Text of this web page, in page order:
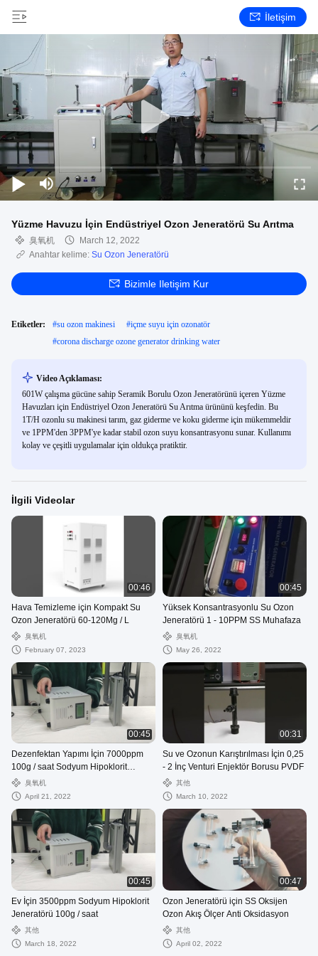
İletişim
Yüzme Havuzu İçin Endüstriyel Ozon Jeneratörü Su Arıtma
臭氧机
March 12, 2022
Anahtar kelime: Su Ozon Jeneratörü
Bizimle Iletişim Kur
Etiketler: #su ozon makinesi #içme suyu için ozonatör
#corona discharge ozone generator drinking water
Video Açıklaması:
601W çalışma gücüne sahip Seramik Borulu Ozon Jeneratörünü içeren Yüzme
Havuzları için Endüstriyel Ozon Jeneratörü Su Arıtma ürününü keşfedin. Bu
1T/H ozonlu su makinesi tarım, gaz giderme ve koku giderme için mükemmeldir
ve 1PPM'den 3PPM'ye kadar stabil ozon suyu konsantrasyonu sunar. Kullanımı
kolay ve çeşitli uygulamalar için oldukça pratiktir.
İlgili Videolar
00:46
Hava Temizleme için Kompakt Su
Ozon Jeneratörü 60-120Mg / L
臭氧机
February 07, 2023
00:45
Yüksek Konsantrasyonlu Su Ozon
Jeneratörü 1 - 10PPM SS Muhafaza
臭氧机
May 26, 2022
00:45
Dezenfektan Yapımı İçin 7000ppm
100g / saat Sodyum Hipoklorit
Jeneratörü
臭氧机
April 21, 2022
00:31
Su ve Ozonun Karıştırılması İçin 0,25
- 2 İnç Venturi Enjektör Borusu PVDF
其他
March 10, 2022
00:45
Ev İçin 3500ppm Sodyum Hipoklorit
Jeneratörü 100g / saat
其他
March 18, 2022
00:47
Ozon Jeneratörü için SS Oksijen
Ozon Akış Ölçer Anti Oksidasyon
其他
April 02, 2022